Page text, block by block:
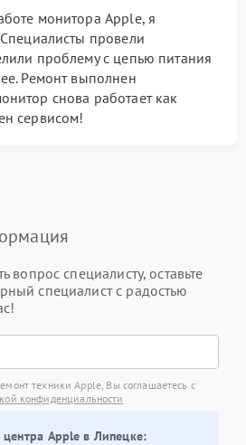
монитора Apple, я
провели
проблему с цепью питания
Ремонт выполнен
снова работает как
сервисом!
вопрос специалисту, оставьте
специалист с радостью
техники Apple, Вы соглашаетесь с
конфиденциальности
центра Apple в Липецке: